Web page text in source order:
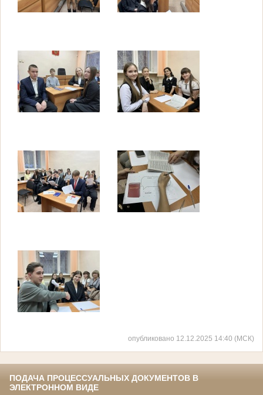
опубликовано 12.12.2025 14:40 (МСК)
ПОДАЧА ПРОЦЕССУАЛЬНЫХ ДОКУМЕНТОВ В
ЭЛЕКТРОННОМ ВИДЕ